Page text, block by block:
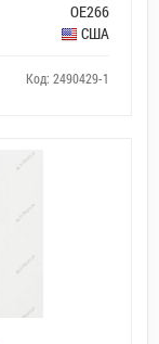
OE266
США
Код: 2490429-1